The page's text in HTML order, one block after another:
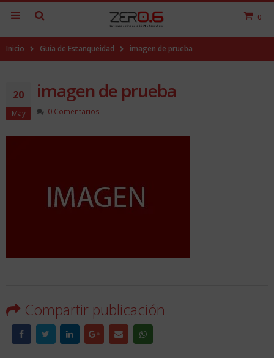
0
Inicio Guía de Estanqueidad imagen de prueba
20
May
imagen de prueba
0 Comentarios
Compartir publicación